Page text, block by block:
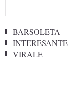
BARSOLETA
INTERESANTE
VIRALE